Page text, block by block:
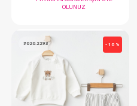
Takım...3'Lü